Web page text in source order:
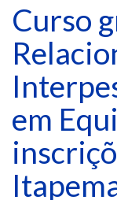
Curso
em